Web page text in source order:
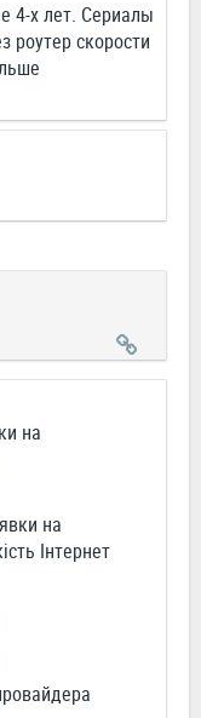
4-х лет. Сериалы
роутер скорости
на
на
Інтернет